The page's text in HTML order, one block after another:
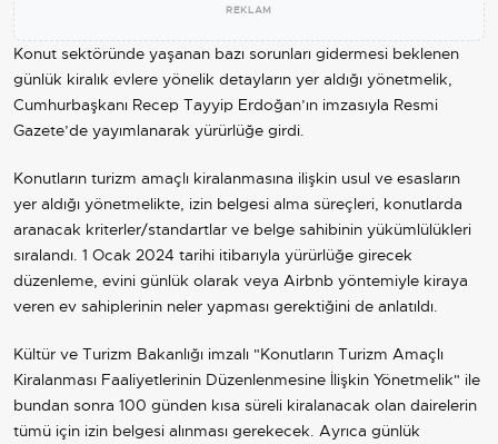
REKLAM
Konut sektöründe yaşanan bazı sorunları gidermesi beklenen
günlük kiralık evlere yönelik detayların yer aldığı yönetmelik,
Cumhurbaşkanı Recep Tayyip Erdoğan’ın imzasıyla Resmi
Gazete’de yayımlanarak yürürlüğe girdi.
Konutların turizm amaçlı kiralanmasına ilişkin usul ve esasların
yer aldığı yönetmelikte, izin belgesi alma süreçleri, konutlarda
aranacak kriterler/standartlar ve belge sahibinin yükümlülükleri
sıralandı. 1 Ocak 2024 tarihi itibarıyla yürürlüğe girecek
düzenleme, evini günlük olarak veya Airbnb yöntemiyle kiraya
veren ev sahiplerinin neler yapması gerektiğini de anlatıldı.
Kültür ve Turizm Bakanlığı imzalı "Konutların Turizm Amaçlı
Kiralanması Faaliyetlerinin Düzenlenmesine İlişkin Yönetmelik" ile
bundan sonra 100 günden kısa süreli kiralanacak olan dairelerin
tümü için izin belgesi alınması gerekecek. Ayrıca günlük